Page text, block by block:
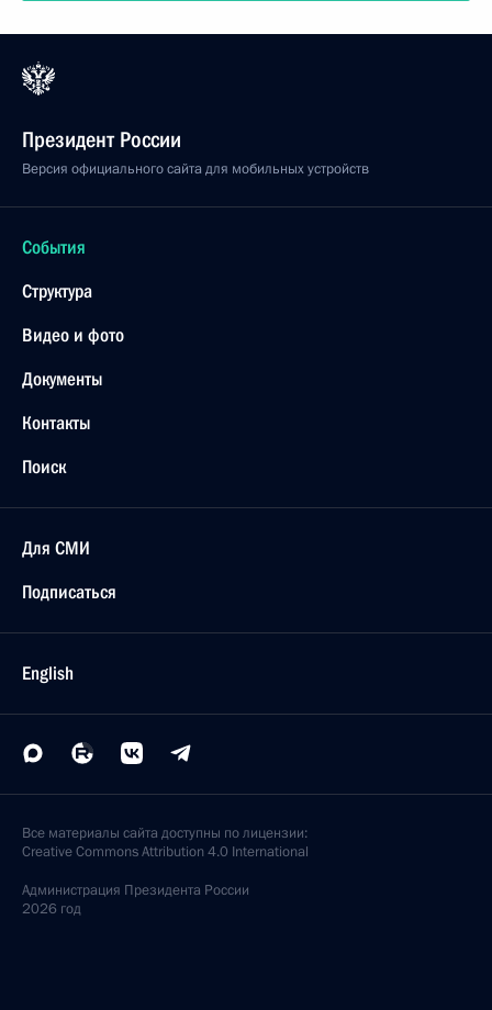
Президент России
Версия официального сайта для мобильных устройств
События
Структура
Видео и фото
Документы
Контакты
Поиск
Для СМИ
Подписаться
English
Все материалы сайта доступны по лицензии:
Creative Commons Attribution 4.0 International
Администрация Президента России
2026 год